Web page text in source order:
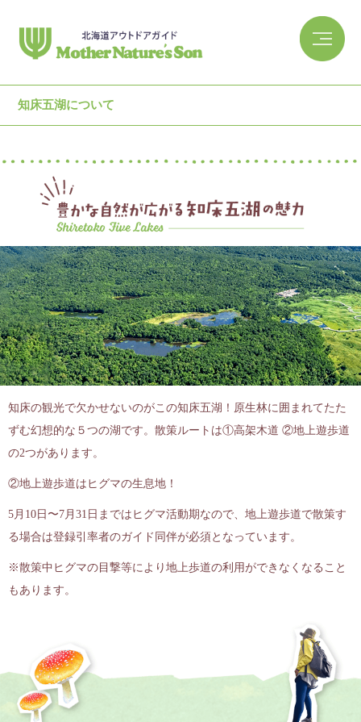
知床五湖について
知床の観光で欠かせないのがこの知床五湖！原生林に囲まれてたた
ずむ幻想的な５つの湖です。散策ルートは①高架木道 ②地上遊歩道
の2つがあります。
②地上遊歩道はヒグマの生息地！
5月10日〜7月31日まではヒグマ活動期なので、地上遊歩道で散策す
る場合は登録引率者のガイド同伴が必須となっています。
※散策中ヒグマの目撃等により地上歩道の利用ができなくなること
もあります。